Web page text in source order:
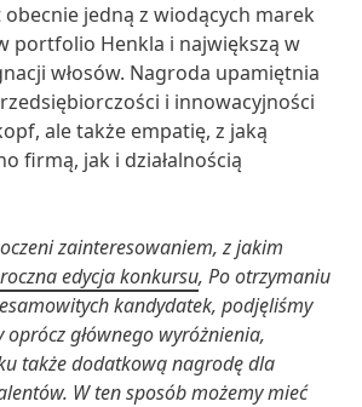
jedną z wiodących marek
portfolio Henkla i największą w
włosów. Nagroda upamiętnia
i innowacyjności
ale także empatię, z jaką
firmą, jak i działalnością
zainteresowaniem, z jakim
edycja konkursu, Po otrzymaniu
kandydatek, podjęliśmy
oprócz głównego wyróżnienia,
także dodatkową nagrodę dla
W ten sposób możemy mieć